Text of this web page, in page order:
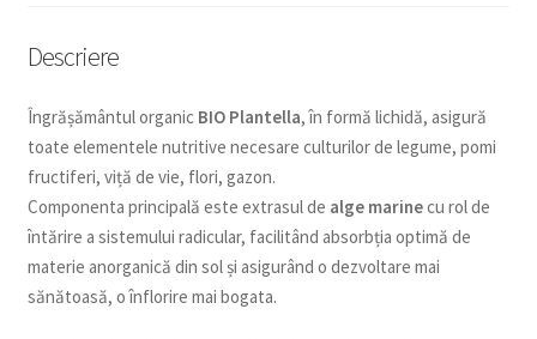
Descriere
Îngrășământul organic BIO Plantella, în formă lichidă, asigură
toate elementele nutritive necesare culturilor de legume, pomi
fructiferi, viță de vie, flori, gazon.
Componenta principală este extrasul de alge marinecu rol de
întărire a sistemului radicular, facilitând absorbția optimă de
materie anorganică din sol și asigurând o dezvoltare mai
sănătoasă, o înflorire mai bogata.